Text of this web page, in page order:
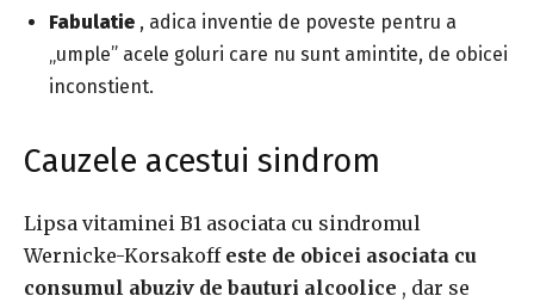
Fabulatie , adica inventie de poveste pentru a
„umple” acele goluri care nu sunt amintite, de obicei
inconstient.
Cauzele acestui sindrom
Lipsa vitaminei B1 asociata cu sindromul
Wernicke-Korsakoff este de obicei asociata cu
consumul abuziv de bauturi alcoolice , dar se